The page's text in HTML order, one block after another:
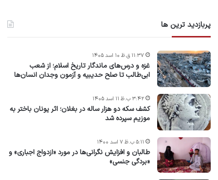
پربازدید ترین ها
غزه و درس‌های ماندگار تاریخ اسلام؛ از شعب
ابی‌طالب تا صلح حدیبیه و آزمون وجدان انسان‌ها
۱۱:۳۷ ق.ظ ۱۰ اسد ۱۴۰۵
کشف سکه دو هزار ساله در بغلان؛ اثر یونان باختر به
موزیم سپرده شد
۳:۴۲ ب.ظ ۱۱ اسد ۱۴۰۵
طالبان و افزایش نگرانی‌ها در مورد «ازدواج اجباری» و
«بردگی جنسی»
۵:۱۱ ب.ظ ۷ اسد ۱۴۰۰